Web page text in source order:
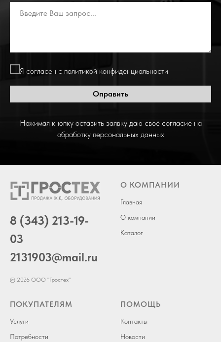
Я согласен с политикой конфиденциальности
Оправить
Нажимая кнопку оставить заявку даю своё согласие на
обработку персональных данных
8 (343) 213-19-
03
2131903@mail.ru
© 2026 ООО "Гростех"
О КОМПАНИИ
Главная
О компании
Каталог
ПОКУПАТЕЛЯМ
Услуги
Потребности
ПОМОЩЬ
Контакты
Новости